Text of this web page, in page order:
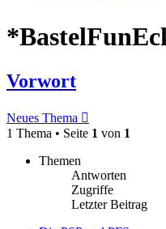
Vorwort
Neues Thema
1 Thema • Seite 1 von 1
Themen
Antworten
Zugriffe
Letzter Beitrag